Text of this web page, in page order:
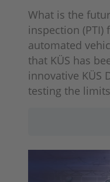
What is the
inspection
automated
that KÜS has
innovative KÜS
testing the